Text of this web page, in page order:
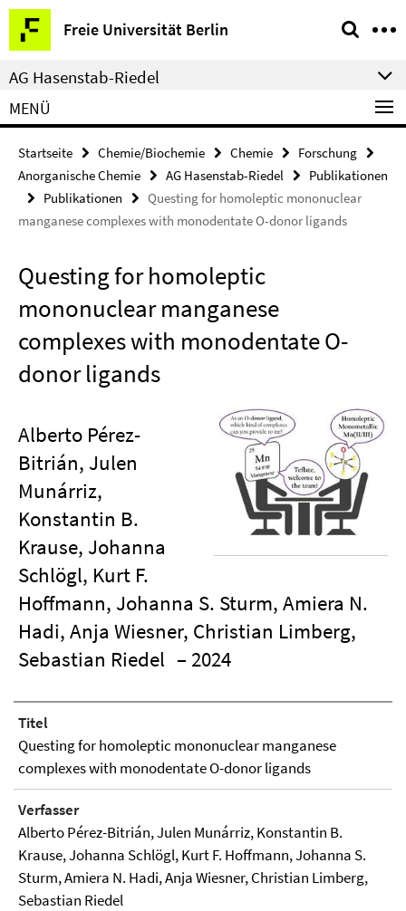
Springe
direkt
zu
Inhalt
Freie Universität Berlin
Service-
Navigation
AG Hasenstab-Riedel
MENÜ
Startseite Chemie/Biochemie Chemie
Forschung
Anorganische Chemie
AG Hasenstab-Riedel
Publikationen
Publikationen
Questing for homoleptic mononuclear
manganese complexes with monodentate O-donor ligands
Questing for homoleptic
mononuclear manganese
complexes with monodentate O-
donor ligands
Alberto Pérez-
Bitrián, Julen
Munárriz,
Konstantin B.
Krause, Johanna
Schlögl, Kurt F.
Hoffmann, Johanna S. Sturm, Amiera N.
Hadi, Anja Wiesner, Christian Limberg,
Sebastian Riedel – 2024
Titel
Questing for homoleptic mononuclear manganese
complexes with monodentate O-donor ligands
Verfasser
Alberto Pérez-Bitrián, Julen Munárriz, Konstantin B.
Krause, Johanna Schlögl, Kurt F. Hoffmann, Johanna S.
Sturm, Amiera N. Hadi, Anja Wiesner, Christian Limberg,
Sebastian Riedel